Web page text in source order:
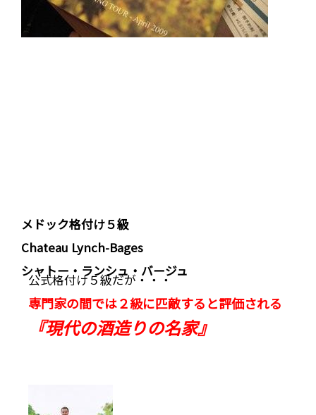
メドック格付け５級
Chateau Lynch-Bages
シャトー・ランシュ・バージュ
公式格付け５級だが・・・
専門家の間では２級に匹敵すると評価される
『現代の酒造りの名家』